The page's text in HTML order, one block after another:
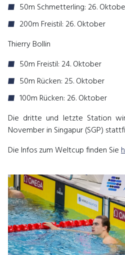
50m Schmetterling: 26.
200m Freistil: 26. Oktober
Thierry Bollin
50m Freistil: 24. Oktober
50m Rücken: 25. Oktober
100m Rücken: 26. Oktober
Die dritte und letzte Station
November in Singapur (SGP)
Die Infos zum Weltcup finden Sie